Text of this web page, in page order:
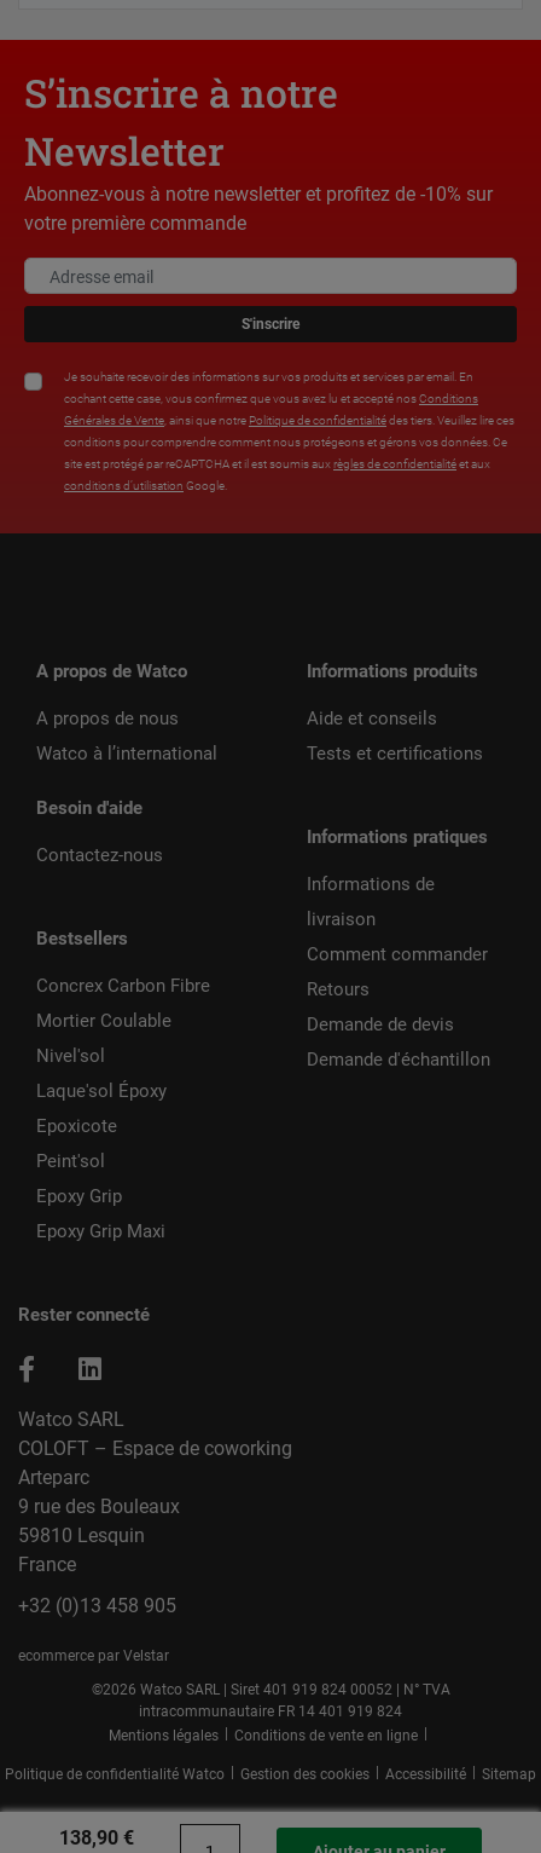
138,90 €
S’inscrire à notre
Newsletter
Abonnez-vous à notre newsletter et profitez de -10% sur
votre première commande
S'inscrire
Je souhaite recevoir des informations sur vos produits et services par email. En
cochant cette case, vous confirmez que vous avez lu et accepté nosConditions
Générales de Vente , ainsi que notre Politique de confidentialitédes tiers. Veuillez lire ces
conditions pour comprendre comment nous protégeons et gérons vos données. Ce
site est protégé par reCAPTCHA et il est soumis aux règles de confidentialitéet aux
conditions d’utilisation Google.
A propos de Watco
A propos de nous
Watco à l’international
Besoin d'aide
Contactez-nous
Bestsellers
Concrex Carbon Fibre
Mortier Coulable
Nivel'sol
Laque'sol Époxy
Epoxicote
Peint'sol
Epoxy Grip
Epoxy Grip Maxi
Informations produits
Aide et conseils
Tests et certifications
Informations pratiques
Informations de
livraison
Comment commander
Retours
Demande de devis
Demande d'échantillon
Rester connecté
Watco SARL
COLOFT – Espace de coworking
Arteparc
9 rue des Bouleaux
59810 Lesquin
France
+32 (0)13 458 905
ecommerce par Velstar
©2026 Watco SARL | Siret 401 919 824 00052 | N° TVA
intracommunautaire FR 14 401 919 824
Mentions légales | Conditions de vente en ligne |
Politique de confidentialité Watco | Gestion des cookies | Accessibilité | Sitemap